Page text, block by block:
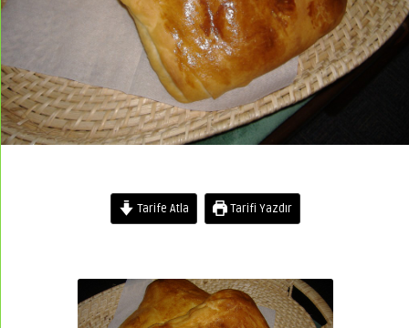
Tarife Atla Tarifi Yazdır